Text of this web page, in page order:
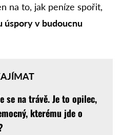
na to, jak peníze spořit,
úspory v budoucnu
se na trávě. Je to opilec,
kterému jde o